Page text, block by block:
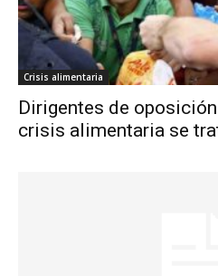
Crisis alimentaria
Dirigentes de
crisis alimentaria se